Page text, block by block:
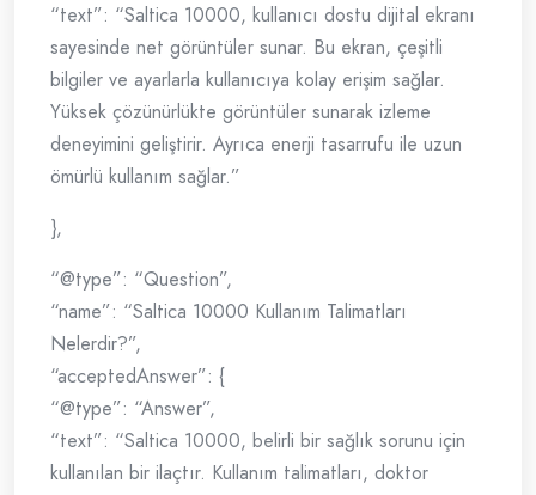
“text”: “Saltica 10000, kullanıcı dostu dijital ekranı
sayesinde net görüntüler sunar. Bu ekran, çeşitli
bilgiler ve ayarlarla kullanıcıya kolay erişim sağlar.
Yüksek çözünürlükte görüntüler sunarak izleme
deneyimini geliştirir. Ayrıca enerji tasarrufu ile uzun
ömürlü kullanım sağlar.”
},
“@type”: “Question”,
“name”: “Saltica 10000 Kullanım Talimatları
Nelerdir?”,
“acceptedAnswer”: {
“@type”: “Answer”,
“text”: “Saltica 10000, belirli bir sağlık sorunu için
kullanılan bir ilaçtır. Kullanım talimatları, doktor